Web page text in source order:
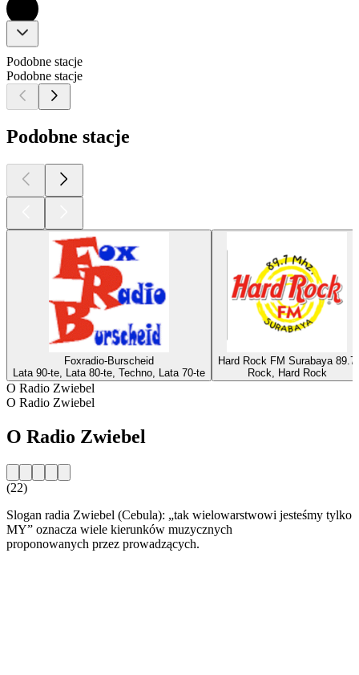
Podobne stacje
Podobne stacje
Podobne stacje
Foxradio-Burscheid
Lata 90-te, Lata 80-te, Techno, Lata 70-te
Hard Rock FM Surabaya 89.7
Rock, Hard Rock
O Radio Zwiebel
O Radio Zwiebel
O Radio Zwiebel
(22)
Slogan radia Zwiebel (Cebula): „tak wielowarstwowi jesteśmy tylko
MY” oznacza wiele kierunków muzycznych
proponowanych przez prowadzących.